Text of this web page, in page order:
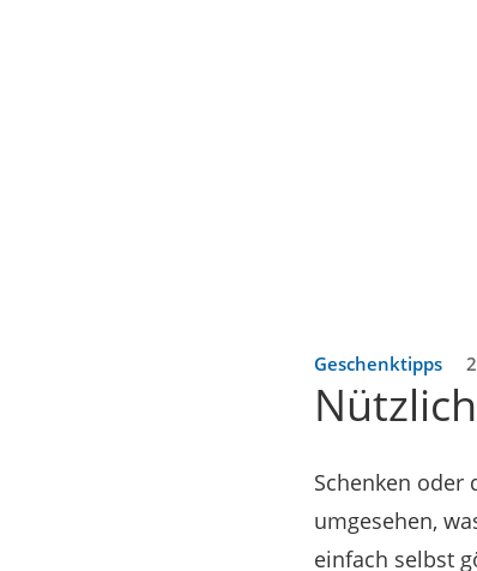
Geschenktipps
Schenken oder
umgesehen,
einfach selbst